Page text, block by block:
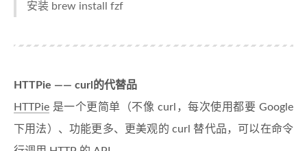
安装 brew install fzf
HTTPie —— curl的代替品
HTTPie 是一个更简单（不像 curl，每次使用都要 Google
下用法）、功能更多、更美观的 curl 替代品，可以在命令